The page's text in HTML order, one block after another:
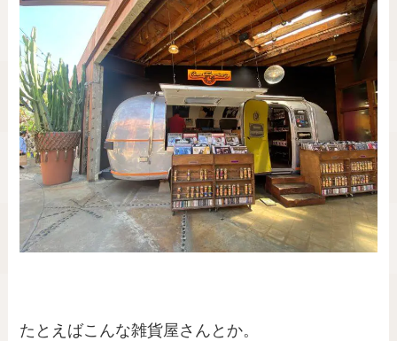
たとえばこんな雑貨屋さんとか。